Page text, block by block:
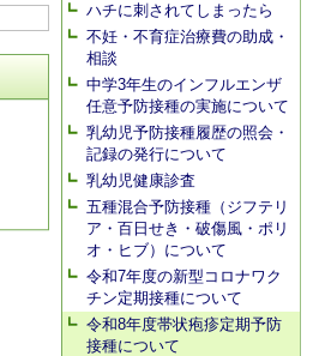
ハチに刺されてしまったら
不妊・不育症治療費の助成・
相談
中学3年生のインフルエンザ
任意予防接種の実施について
乳幼児予防接種履歴の照会・
記録の発行について
乳幼児健康診査
五種混合予防接種（ジフテリ
ア・百日せき・破傷風・ポリ
オ・ヒブ）について
令和7年度の新型コロナワク
チン定期接種について
令和8年度帯状疱疹定期予防
接種について